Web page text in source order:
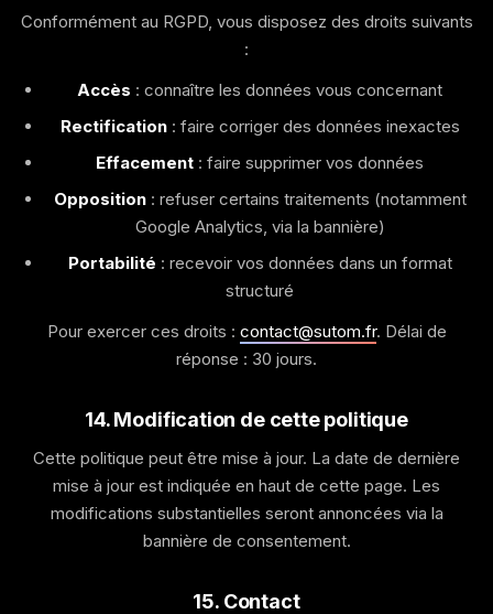
Conformément au RGPD, vous disposez des droits suivants
:
Accès : connaître les données vous concernant
Rectification: faire corriger des données inexactes
Effacement : faire supprimer vos données
Opposition: refuser certains traitements (notamment
Google Analytics, via la bannière)
Portabilité : recevoir vos données dans un format
structuré
Pour exercer ces droits : contact@sutom.fr. Délai de
réponse : 30 jours.
14. Modification de cette politique
Cette politique peut être mise à jour. La date de dernière
mise à jour est indiquée en haut de cette page. Les
modifications substantielles seront annoncées via la
bannière de consentement.
15. Contact